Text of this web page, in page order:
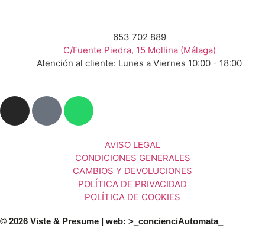
653 702 889
C/Fuente Piedra, 15 Mollina (Málaga)
Atención al cliente: Lunes a Viernes 10:00 - 18:00
AVISO LEGAL
CONDICIONES GENERALES
CAMBIOS Y DEVOLUCIONES
POLÍTICA DE PRIVACIDAD
POLÍTICA DE COOKIES
© 2026 Viste & Presume | web: >_concienciAutomata_